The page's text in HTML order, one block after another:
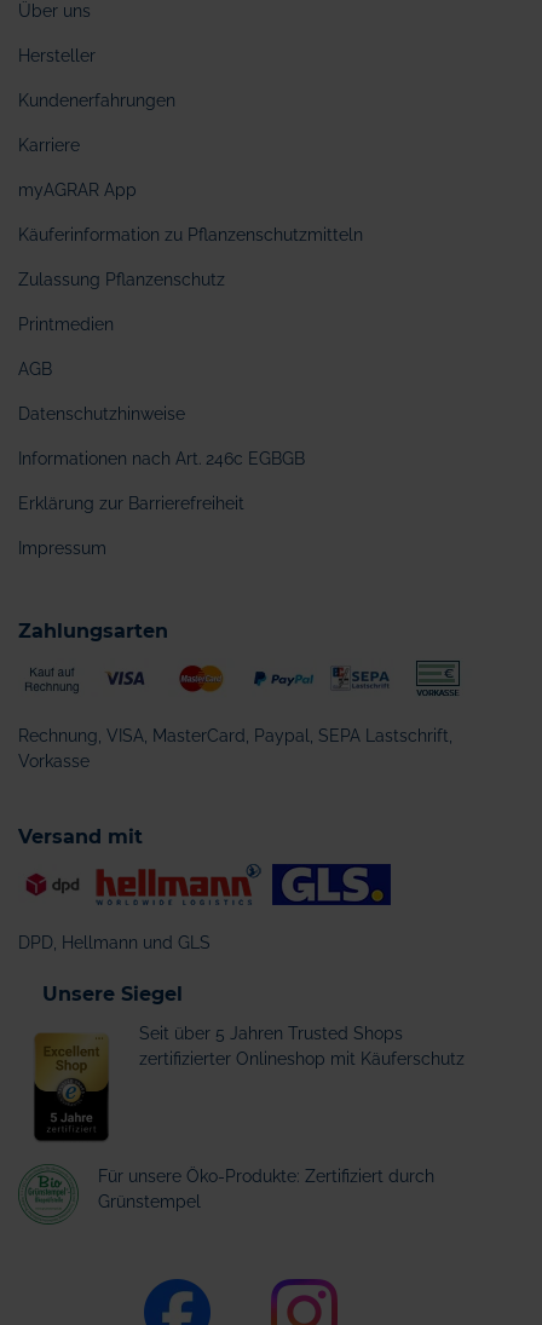
Über uns
Hersteller
Kundenerfahrungen
Karriere
myAGRAR App
Käuferinformation zu Pflanzenschutzmitteln
Zulassung Pflanzenschutz
Printmedien
AGB
Datenschutzhinweise
Informationen nach Art. 246c EGBGB
Erklärung zur Barrierefreiheit
Impressum
Zahlungsarten
Rechnung, VISA, MasterCard, Paypal, SEPA Lastschrift,
Vorkasse
Versand mit
DPD, Hellmann und GLS
Unsere Siegel
Seit über 5 Jahren Trusted Shops
zertifizierter Onlineshop mit Käuferschutz
Für unsere Öko-Produkte: Zertifiziert durch
Grünstempel